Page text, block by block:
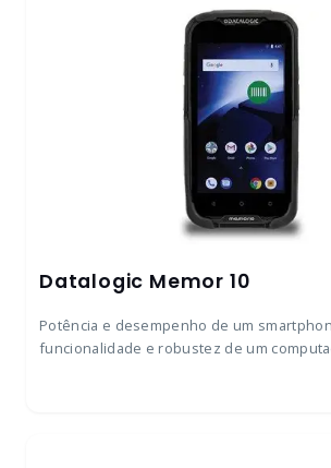
Datalogic Memor 10
Potência e desempenho de um
funcionalidade e robustez de um